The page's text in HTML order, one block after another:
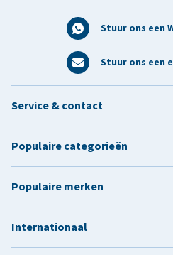
Stuur ons een
Stuur ons een
Service & contact
Populaire categorieën
Populaire merken
Internationaal